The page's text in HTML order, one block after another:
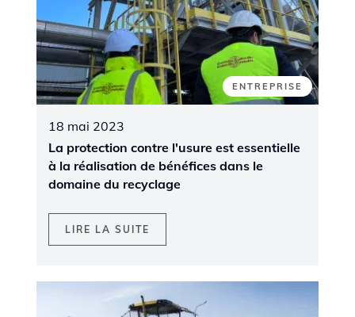
ENTREPRISE
18 mai 2023
La protection contre l'usure est essentielle
à la réalisation de bénéfices dans le
domaine du recyclage
LIRE LA SUITE